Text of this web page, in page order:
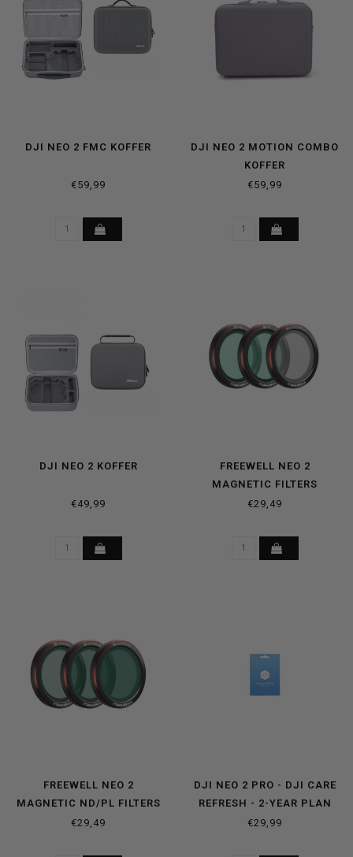
DJI NEO 2 FMC KOFFER
€59,99
DJI NEO 2 MOTION COMBO
KOFFER
€59,99
DJI NEO 2 KOFFER
€49,99
FREEWELL NEO 2
MAGNETIC FILTERS
EVERYDAY 3-PACK
€29,49
FREEWELL NEO 2
MAGNETIC ND/PL FILTERS
BRIGHT DAY- 3 PACK
€29,49
DJI NEO 2 PRO - DJI CARE
REFRESH - 2-YEAR PLAN
CARD
€29,99